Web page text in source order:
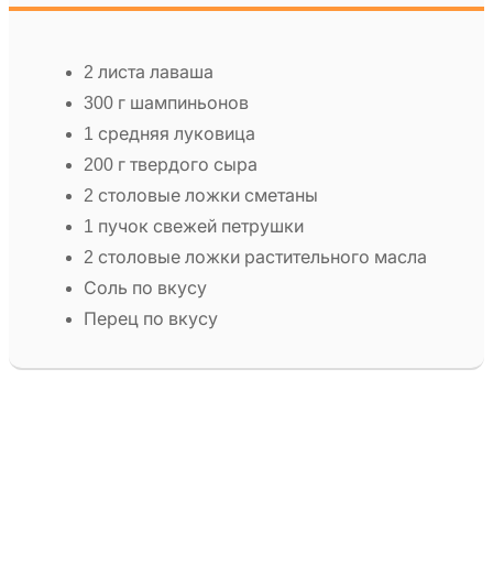
2 листа лаваша
300 г шампиньонов
1 средняя луковица
200 г твердого сыра
2 столовые ложки сметаны
1 пучок свежей петрушки
2 столовые ложки растительного масла
Соль по вкусу
Перец по вкусу